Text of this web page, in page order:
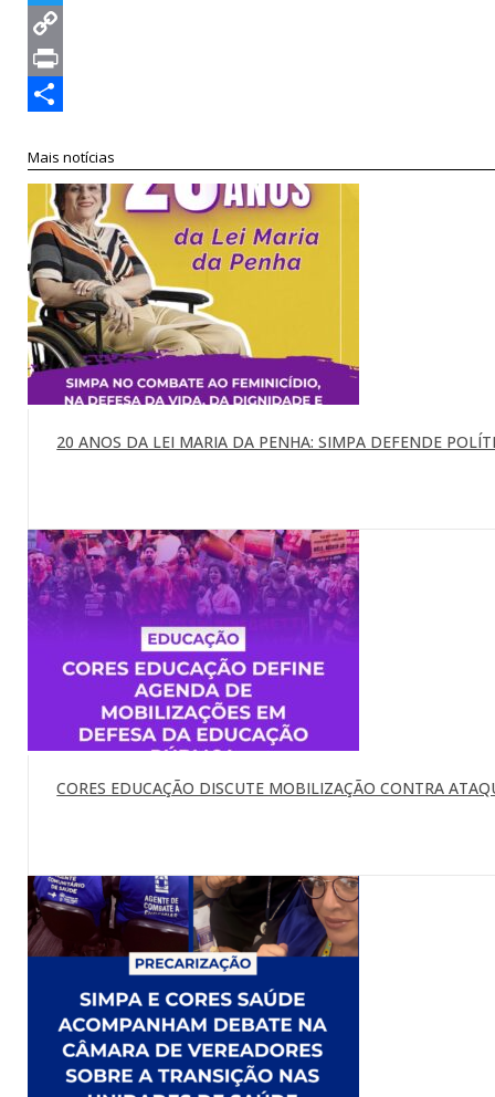
Twitter
Copy
Link
Print
Mais notícias
20 ANOS DA LEI MARIA DA PENHA: SIMPA DEFENDE
CORES EDUCAÇÃO DISCUTE MOBILIZAÇÃO CONTRA